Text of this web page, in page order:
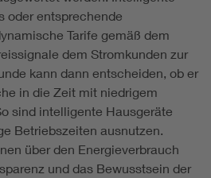
oder entsprechende
Tarife gemäß dem
dem Stromkunden zur
kann dann entscheiden, ob er
in die Zeit mit niedrigem
sind intelligente Hausgeräte
Betriebszeiten ausnutzen.
über den Energieverbrauch
und das Bewusstsein der